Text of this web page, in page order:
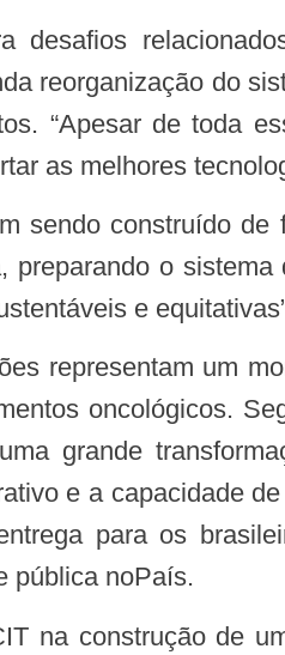
reorganização do
“Apesar de toda
as melhores
preparando o
e
oncológicos.
grande
e a capacidade
para os
pública noPaís.